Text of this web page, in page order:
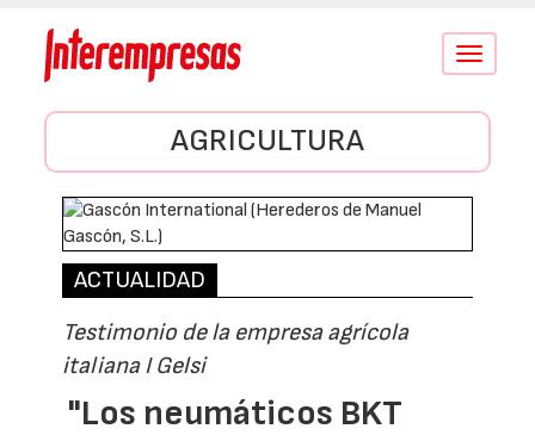
Conmutar
AGRICULTURA
ACTUALIDAD
Testimonio de la empresa agrícola
italiana I Gelsi
"Los neumáticos BKT